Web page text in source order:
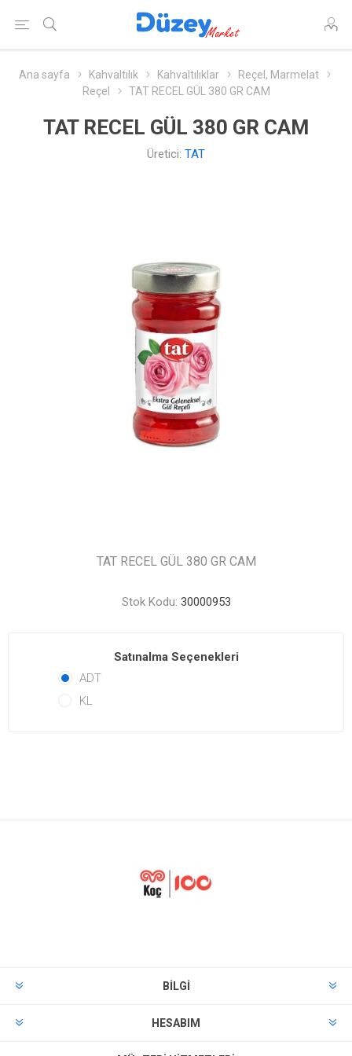
Ana sayfa Kahvaltılık Kahvaltılıklar
Reçel, Marmelat
Reçel
TAT RECEL GÜL 380 GR CAM
TAT RECEL GÜL 380 GR CAM
Üretici: TAT
TAT RECEL GÜL 380 GR CAM
Stok Kodu: 30000953
Satınalma Seçenekleri
ADT
KL
BILGI
HESABIM